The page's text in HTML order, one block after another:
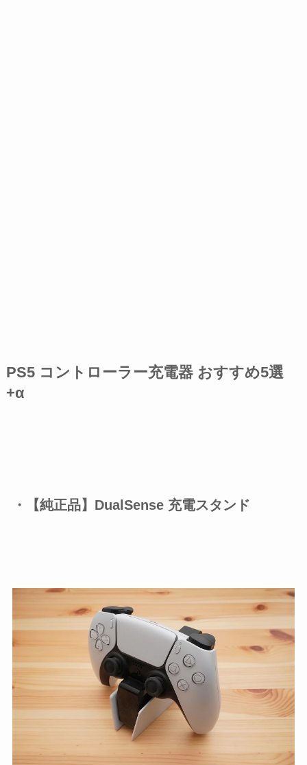
PS5 コントローラー充電器 おすすめ5選
+α
・【純正品】DualSense 充電スタンド